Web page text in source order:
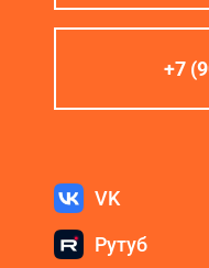
+7
VK
Рутуб